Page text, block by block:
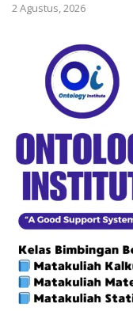
2 Agustus, 2026